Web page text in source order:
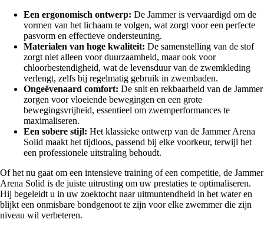
Een ergonomisch ontwerp: De Jammer is vervaardigd om de
vormen van het lichaam te volgen, wat zorgt voor een perfecte
pasvorm en effectieve ondersteuning.
Materialen van hoge kwaliteit: De samenstelling van de stof
zorgt niet alleen voor duurzaamheid, maar ook voor
chloorbestendigheid, wat de levensduur van de zwemkleding
verlengt, zelfs bij regelmatig gebruik in zwembaden.
Ongeëvenaard comfort: De snit en rekbaarheid van de Jammer
zorgen voor vloeiende bewegingen en een grote
bewegingsvrijheid, essentieel om zwemperformances te
maximaliseren.
Een sobere stijl: Het klassieke ontwerp van de Jammer Arena
Solid maakt het tijdloos, passend bij elke voorkeur, terwijl het
een professionele uitstraling behoudt.
Of het nu gaat om een intensieve training of een competitie, de Jammer
Arena Solid is de juiste uitrusting om uw prestaties te optimaliseren.
Hij begeleidt u in uw zoektocht naar uitmuntendheid in het water en
blijkt een onmisbare bondgenoot te zijn voor elke zwemmer die zijn
niveau wil verbeteren.